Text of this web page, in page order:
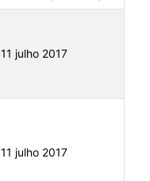
11 julho 2017
11 julho 2017